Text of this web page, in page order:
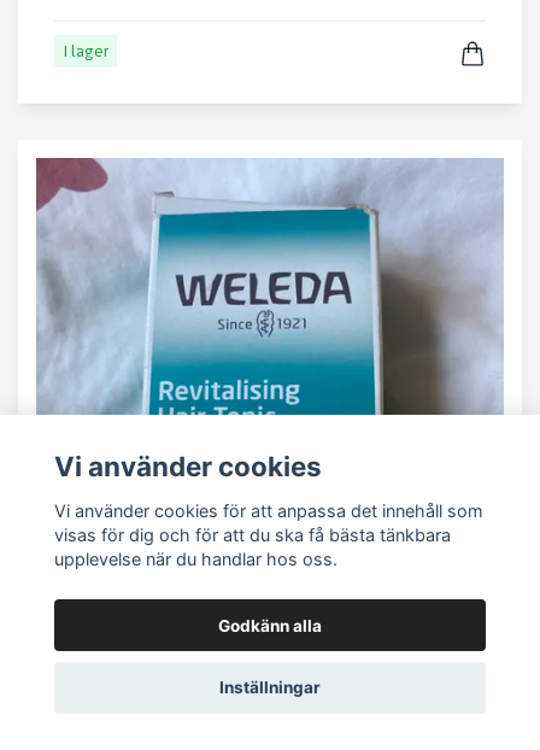
I lager
Vi använder cookies
Vi använder cookies för att anpassa det innehåll som
visas för dig och för att du ska få bästa tänkbara
upplevelse när du handlar hos oss.
Godkänn alla
Inställningar